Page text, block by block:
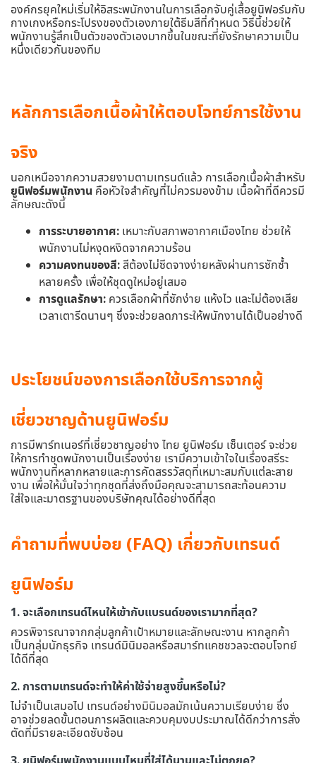
องค์กรยุคใหม่เริ่มให้อิสระพนักงานในการเลือกจับคู่เสื้อยูนิฟอร์มกับ
กางเกงหรือกระโปรงของตัวเองภายใต้ธีมสีที่กำหนด วิธีนี้ช่วยให้
พนักงานรู้สึกเป็นตัวของตัวเองมากขึ้นในขณะที่ยังรักษาความเป็น
หนึ่งเดียวกันของทีม
หลักการเลือกเนื้อผ้าให้ตอบโจทย์การใช้งาน
จริง
นอกเหนือจากความสวยงามตามเทรนด์แล้ว การเลือกเนื้อผ้าสำหรับ
ยูนิฟอร์มพนักงาน คือหัวใจสำคัญที่ไม่ควรมองข้าม เนื้อผ้าที่ดีควรมี
ลักษณะดังนี้
การระบายอากาศ: เหมาะกับสภาพอากาศเมืองไทย ช่วยให้
พนักงานไม่หงุดหงิดจากความร้อน
ความคงทนของสี:สีต้องไม่ซีดจางง่ายหลังผ่านการซักซ้ำ
หลายครั้ง เพื่อให้ชุดดูใหม่อยู่เสมอ
การดูแลรักษา: ควรเลือกผ้าที่ซักง่าย แห้งไว และไม่ต้องเสีย
เวลาเตารีดนานๆ ซึ่งจะช่วยลดภาระให้พนักงานได้เป็นอย่างดี
ประโยชน์ของการเลือกใช้บริการจากผู้
เชี่ยวชาญด้านยูนิฟอร์ม
การมีพาร์ทเนอร์ที่เชี่ยวชาญอย่าง ไทย ยูนิฟอร์ม เซ็นเตอร์ จะช่วย
ให้การทำชุดพนักงานเป็นเรื่องง่าย เรามีความเข้าใจในเรื่องสรีระ
พนักงานที่หลากหลายและการคัดสรรวัสดุที่เหมาะสมกับแต่ละสาย
งาน เพื่อให้มั่นใจว่าทุกชุดที่ส่งถึงมือคุณจะสามารถสะท้อนความ
ใส่ใจและมาตรฐานของบริษัทคุณได้อย่างดีที่สุด
คำถามที่พบบ่อย (FAQ) เกี่ยวกับเทรนด์
ยูนิฟอร์ม
1. จะเลือกเทรนด์ไหนให้เข้ากับแบรนด์ของเรามากที่สุด?
ควรพิจารณาจากกลุ่มลูกค้าเป้าหมายและลักษณะงาน หากลูกค้า
เป็นกลุ่มนักธุรกิจ เทรนด์มินิมอลหรือสมาร์ทแคชชวลจะตอบโจทย์
ได้ดีที่สุด
2. การตามเทรนด์จะทำให้ค่าใช้จ่ายสูงขึ้นหรือไม่?
ไม่จำเป็นเสมอไป เทรนด์อย่างมินิมอลมักเน้นความเรียบง่าย ซึ่ง
อาจช่วยลดขั้นตอนการผลิตและควบคุมงบประมาณได้ดีกว่าการสั่ง
ตัดที่มีรายละเอียดซับซ้อน